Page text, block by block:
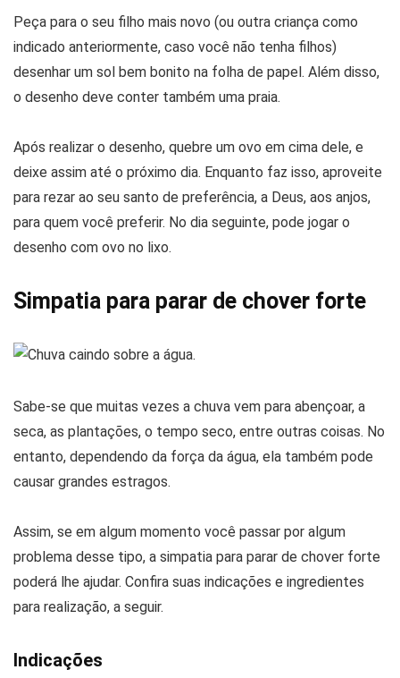
Peça para o seu filho mais novo (ou outra criança como
indicado anteriormente, caso você não tenha filhos)
desenhar um sol bem bonito na folha de papel. Além disso,
o desenho deve conter também uma praia.
Após realizar o desenho, quebre um ovo em cima dele, e
deixe assim até o próximo dia. Enquanto faz isso, aproveite
para rezar ao seu santo de preferência, a Deus, aos anjos,
para quem você preferir. No dia seguinte, pode jogar o
desenho com ovo no lixo.
Simpatia para parar de chover forte
Sabe-se que muitas vezes a chuva vem para abençoar, a
seca, as plantações, o tempo seco, entre outras coisas. No
entanto, dependendo da força da água, ela também pode
causar grandes estragos.
Assim, se em algum momento você passar por algum
problema desse tipo, a simpatia para parar de chover forte
poderá lhe ajudar. Confira suas indicações e ingredientes
para realização, a seguir.
Indicações